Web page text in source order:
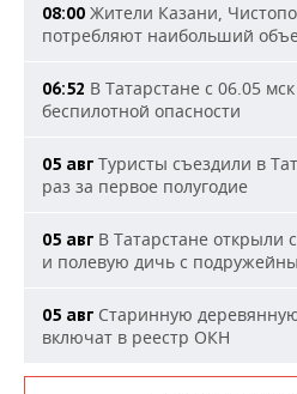
08:00 Жители Казани,
потребляют наибольший
06:52 В Татарстане с 06.05
беспилотной опасности
05 авг Туристы съездили в
раз за первое полугодие
05 авг В Татарстане открыли
и полевую дичь с
05 авг Старинную
включат в реестр ОКН